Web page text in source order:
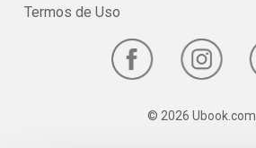
Termos de Uso
© 2026 Ubook.com